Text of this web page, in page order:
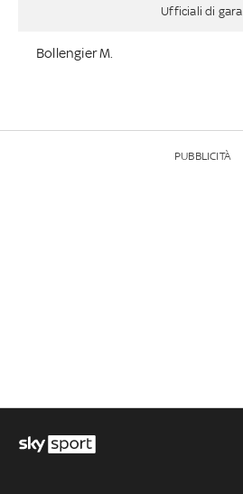
Ufficiali di gara
Bollengier M.
PUBBLICITÀ